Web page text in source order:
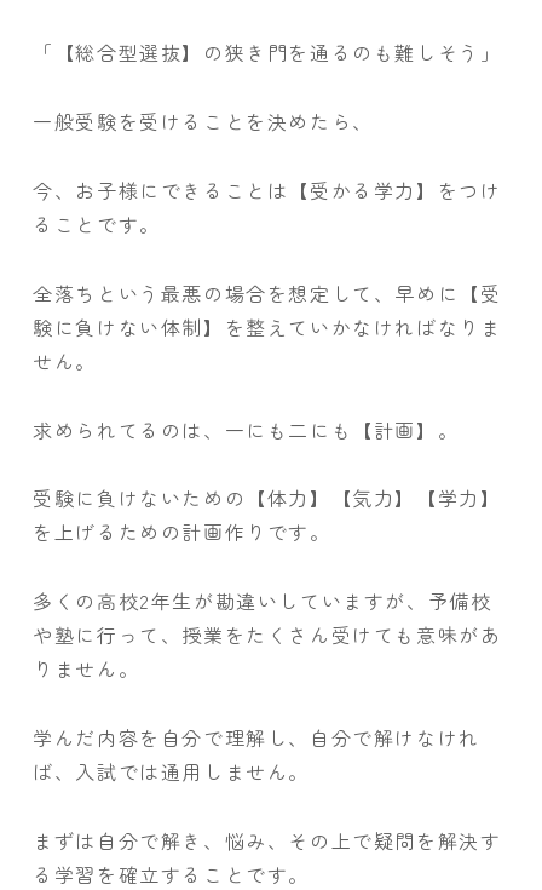
「【総合型選抜】の狭き門を通るのも難しそう」
一般受験を受けることを決めたら、
今、お子様にできることは【受かる学力】をつけ
ることです。
全落ちという最悪の場合を想定して、早めに【受
験に負けない体制】を整えていかなければなりま
せん。
求められてるのは、一にも二にも【計画】。
受験に負けないための【体力】【気力】【学力】
を上げるための計画作りです。
多くの高校2年生が勘違いしていますが、予備校
や塾に行って、授業をたくさん受けても意味があ
りません。
学んだ内容を自分で理解し、自分で解けなけれ
ば、入試では通用しません。
まずは自分で解き、悩み、その上で疑問を解決す
る学習を確立することです。